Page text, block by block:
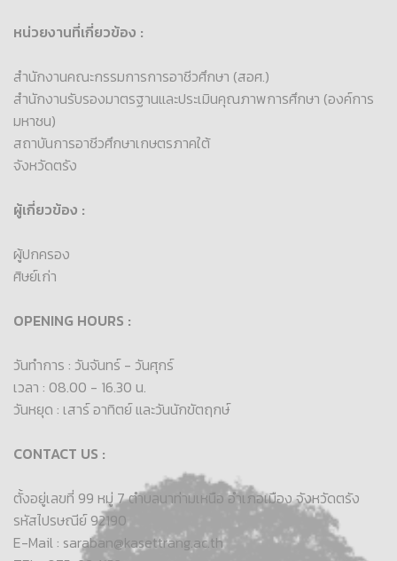
หน่วยงานที่เกี่ยวข้อง :
สำนักงานคณะกรรมการการอาชีวศึกษา (สอศ.)
สำนักงานรับรองมาตรฐานและประเมินคุณภาพการศึกษา (องค์การ
มหาชน)
สถาบันการอาชีวศึกษาเกษตรภาคใต้
จังหวัดตรัง
ผู้เกี่ยวข้อง :
ผู้ปกครอง
ศิษย์เก่า
OPENING HOURS :
วันทำการ : วันจันทร์ - วันศุกร์
เวลา : 08.00 - 16.30 น.
วันหยุด : เสาร์ อาทิตย์ และวันนักขัตฤกษ์
CONTACT US :
ตั้งอยู่เลขที่ 99 หมู่ 7 ตำบลนาท่ามเหนือ อำเภอเมือง จังหวัดตรัง
รหัสไปรษณีย์ 92190
E-Mail : saraban@kasettrang.ac.th